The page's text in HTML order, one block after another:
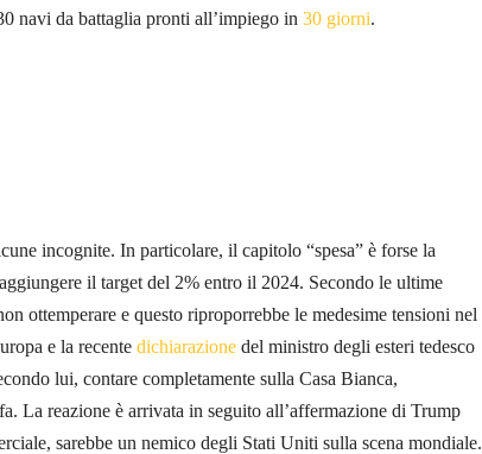
navi da battaglia pronti all’impiego in 30 giorni.
incognite. In particolare, il capitolo “spesa” è forse la
il target del 2% entro il 2024. Secondo le ultime
ottemperare e questo riproporrebbe le medesime tensioni nel
e la recente dichiarazione del ministro degli esteri tedesco
lui, contare completamente sulla Casa Bianca,
La reazione è arrivata in seguito all’affermazione di Trump
sarebbe un nemico degli Stati Uniti sulla scena mondiale.